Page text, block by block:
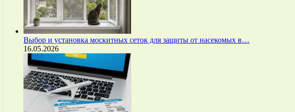
Выбор и установка москитных сеток для защиты от насекомых в…
16.05.2026